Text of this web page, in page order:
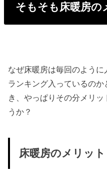
そもそも床暖房の
なぜ床暖房は毎回のよう
ランキング入っているの
き、やっぱりその分メリ
うか？
床暖房のメリット